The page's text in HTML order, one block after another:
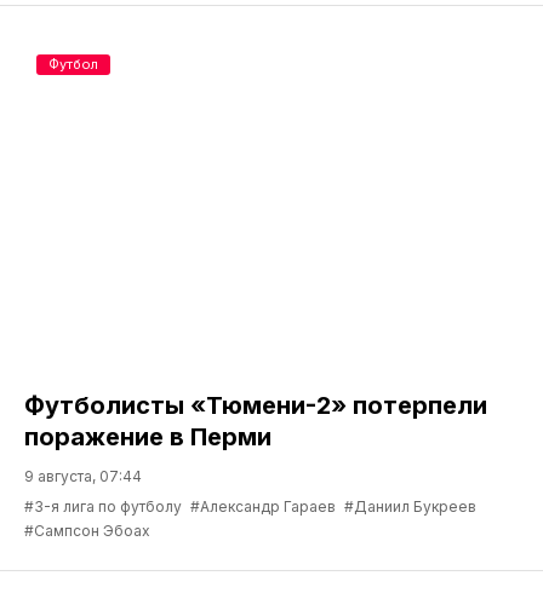
Футболисты «Тюмени-2» потерпели
поражение в Перми
9 августа, 07:44
#3-я лига по футболу #Александр Гараев #Даниил Букреев
#Сампсон Эбоах
Футбол